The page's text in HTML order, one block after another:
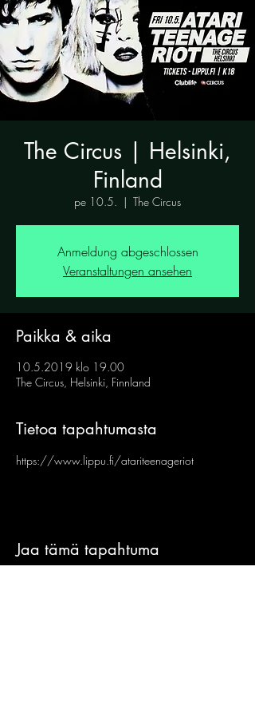
The Circus | Helsinki,
Finland
pe 10.5.
  |
The Circus
Anmeldung abgeschlossen
Veranstaltungen ansehen
Paikka & aika
10.5.2019 klo 19.00
The Circus, Helsinki, Finnland
Tietoa tapahtumasta
https://www.lippu.fi/atariteenageriot
Jaa tämä tapahtuma